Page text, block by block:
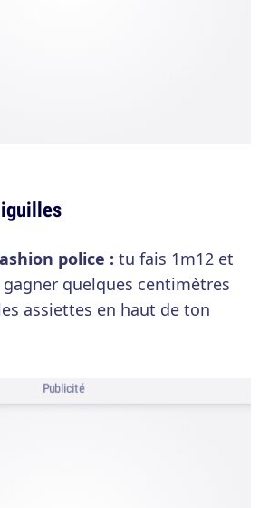
police : tu fais 1m12 et
quelques centimètres
assiettes en haut de ton
Publicité